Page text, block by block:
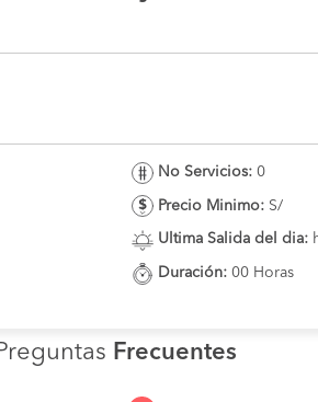
No Servicios: 0
Precio Minimo: S/
Ultima Salida del dia:
Duración: 00 Horas
Frecuentes